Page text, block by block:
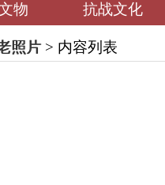
物 抗战文化
照片> 内容列表